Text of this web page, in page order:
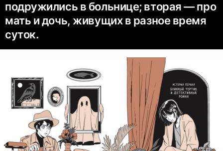
подружились в больнице; вторая — про
мать и дочь, живущих в разное время
суток.